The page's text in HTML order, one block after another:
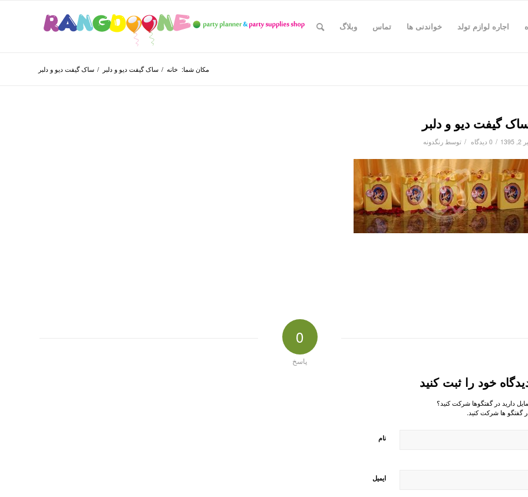
اجاره لوازم تولد خواندنی ها تماس وبلاگ
مکان شما: خانه / ساک گیفت دیو و دلبر / ساک گیفت دیو و دلبر
گیفت دیو و دلبر
/ 0 دیدگاه / توسط رنگدونه
0
پاسخ
خود را ثبت کنید
دارید در گفتگوها شرکت کنید؟
گفتگو ها شرکت کنید.
نام
ایمیل